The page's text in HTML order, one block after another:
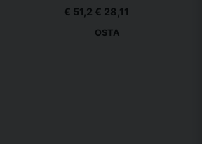
€ 51,2 € 28,11
OSTA